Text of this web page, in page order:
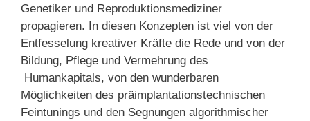
Genetiker und Reproduktionsmediziner
propagieren. In diesen Konzepten ist viel von der
Entfesselung kreativer Kräfte die Rede und von der
Bildung, Pflege und Vermehrung des
Humankapitals, von den wunderbaren
Möglichkeiten des präimplantationstechnischen
Feintunings und den Segnungen algorithmischer